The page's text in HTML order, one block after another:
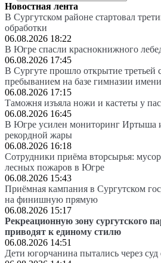
Новостная лента
В Сургутском районе стартовал
обработки
06.08.2026 18:22
В Югре спасли краснокнижного
06.08.2026 17:45
В Сургуте прошло открытие третьей
пребыванием на базе гимназии
06.08.2026 17:15
Таможня изъяла ножи и кастеты у
06.08.2026 16:45
В Югре усилен мониторинг Иртыша
рекордной жары
06.08.2026 16:18
Сотрудники приёма вторсырья:
лесных пожаров в Югре
06.08.2026 15:43
Приёмная кампания в Сургутском
на финишную прямую
06.08.2026 15:17
Рекреационную зону сургутского
приводят к единому стилю
06.08.2026 14:51
Дети югорчанина пытались через суд